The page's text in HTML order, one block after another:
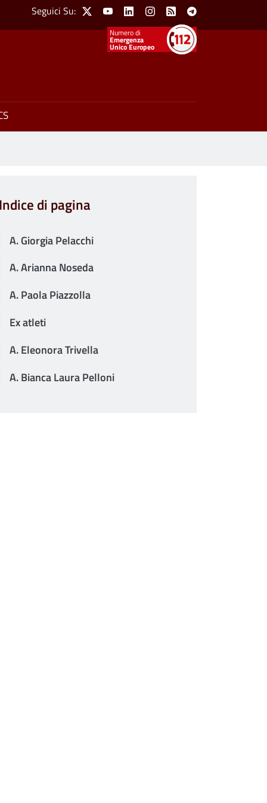
Social Menu
Seguici Su: X YoutubeLinkedinInstagram
Feed Telegram
Emergenza
Unico Europeo
Indice di pagina
A. Giorgia Pelacchi
A. Arianna Noseda
A. Paola Piazzolla
Ex atleti
A. Eleonora Trivella
A. Bianca Laura Pelloni